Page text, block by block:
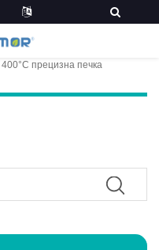
400°C прецизна печка